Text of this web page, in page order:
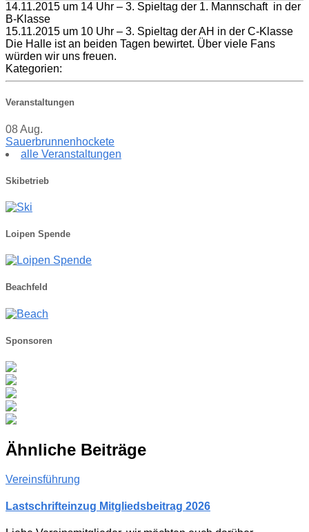
14.11.2015 um 14 Uhr – 3. Spieltag der 1. Mannschaft in der
B-Klasse
15.11.2015 um 10 Uhr – 3. Spieltag der AH in der C-Klasse
Die Halle ist an beiden Tagen bewirtet. Über viele Fans
würden wir uns freuen.
Kategorien:
Veranstaltungen
08Aug.
Sauerbrunnenhockete
alle Veranstaltungen
Skibetrieb
Loipen Spende
Beachfeld
Sponsoren
Ähnliche Beiträge
Vereinsführung
Lastschrifteinzug Mitgliedsbeitrag 2026